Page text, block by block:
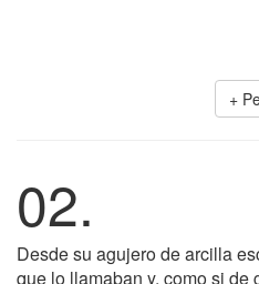
+
02.
Desde su agujero de arcilla
que lo llamaban y, como si de